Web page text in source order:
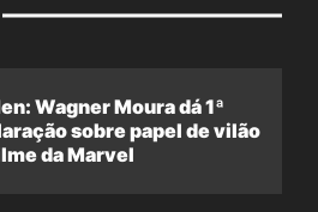
Wagner Moura dá 1ª
sobre papel de vilão
da Marvel